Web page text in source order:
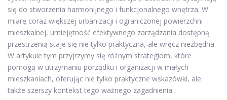
się do stworzenia harmonijnego i funkcjonalnego wnętrza. W
miarę coraz większej urbanizacji i ograniczonej powierzchni
mieszkalnej, umiejętność efektywnego zarządzania dostępną
przestrzenią staje się nie tylko praktyczna, ale wręcz niezbędna.
W artykule tym przyjrzymy się różnym strategiom, które
pomogą w utrzymaniu porządku i organizacji w małych
mieszkaniach, oferując nie tylko praktyczne wskazówki, ale
także szerszy kontekst tego ważnego zagadnienia.